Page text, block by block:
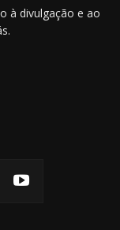
à divulgação e ao